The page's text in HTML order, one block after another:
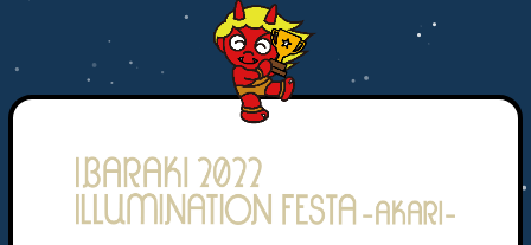
WEBアプリ
スポット一覧
過去ギャラリー
企業の方へ